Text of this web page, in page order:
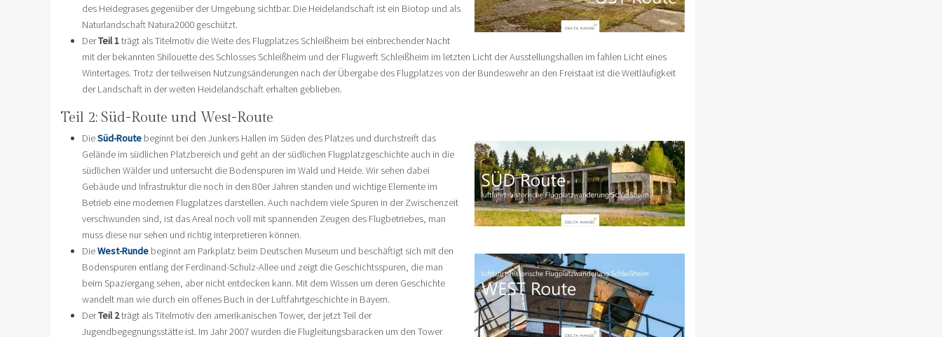
des Heidegrases gegenüber der Umgebung sichtbar. Die Heidelandschaft ist ein Biotop und als
Naturlandschaft Natura2000 geschützt.
DerTeil 1trägt als Titelmotiv die Weite des Flugplatzes Schleißheim bei einbrechender Nacht
mit der bekannten Shilouette des Schlosses Schleißheim und der Flugwerft Schleißheim im letzten Licht der Ausstellungshallen im fahlen Licht eines
Wintertages. Trotz der teilweisen Nutzungsänderungen nach der Übergabe des Flugplatzes von der Bundeswehr an den Freistaat ist die Weitläufigkeit
der Landschaft in der weiten Heidelandschaft erhalten geblieben.
Teil 2: Süd-Route und West-Route
DieSüd-Route beginnt bei den Junkers Hallen im Süden des Platzes und durchstreift das
Gelände im südlichen Platzbereich und geht an der südlichen Flugplatzgeschichte auch in die
südlichen Wälder und untersucht die Bodenspuren im Wald und Heide. Wir sehen dabei
Gebäude und Infrastruktur die noch in den 80er Jahren standen und wichtige Elemente im
Betrieb eine modernen Flugplatzes darstellen. Auch nachdem viele Spuren in der Zwischenzeit
verschwunden sind, ist das Areal noch voll mit spannenden Zeugen des Flugbetriebes, man
muss diese nur sehen und richtig interpretieren können.
DieWest-Runde beginnt am Parkplatz beim Deutschen Museum und beschäftigt sich mit den
Bodenspuren entlang der Ferdinand-Schulz-Allee und zeigt die Geschichtsspuren, die man
beim Spaziergang sehen, aber nicht entdecken kann. Mit dem Wissen um deren Geschichte
wandelt man wie durch ein offenes Buch in der Luftfahrtgeschichte in Bayern.
DerTeil 2trägt als Titelmotiv den amerikanischen Tower, der jetzt Teil der
Jugendbegegnungsstätte ist. Im Jahr 2007 wurden die Flugleitungsbaracken um den Tower